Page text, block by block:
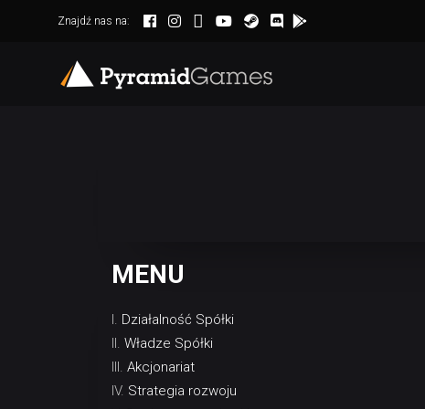
Znajdź nas na:
MENU
Działalność Spółki
Władze Spółki
Akcjonariat
Strategia rozwoju